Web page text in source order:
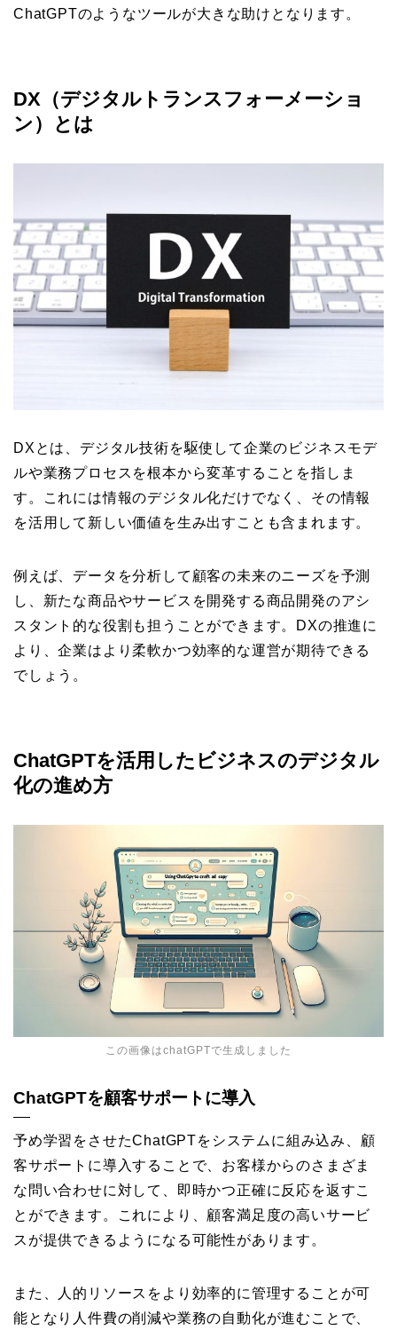
ChatGPTのようなツールが大きな助けとなります。
DX（デジタルトランスフォーメーショ
ン）とは
DXとは、デジタル技術を駆使して企業のビジネスモデ
ルや業務プロセスを根本から変革することを指しま
す。これには情報のデジタル化だけでなく、その情報
を活用して新しい価値を生み出すことも含まれます。
例えば、データを分析して顧客の未来のニーズを予測
し、新たな商品やサービスを開発する商品開発のアシ
スタント的な役割も担うことができます。DXの推進に
より、企業はより柔軟かつ効率的な運営が期待できる
でしょう。
ChatGPTを活用したビジネスのデジタル
化の進め方
この画像はchatGPTで生成しました
ChatGPTを顧客サポートに導入
予め学習をさせたChatGPTをシステムに組み込み、顧
客サポートに導入することで、お客様からのさまざま
な問い合わせに対して、即時かつ正確に反応を返すこ
とができます。これにより、顧客満足度の高いサービ
スが提供できるようになる可能性があります。
また、人的リソースをより効率的に管理することが可
能となり人件費の削減や業務の自動化が進むことで、